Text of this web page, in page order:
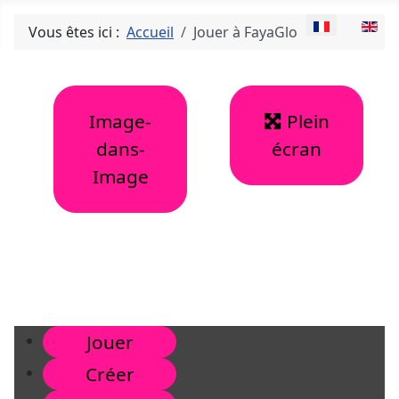
Sélectionnez
Vous êtes ici : Accueil Jouer à FayaGlo
Image-
dans-
Image
Plein
écran
Jouer
Créer